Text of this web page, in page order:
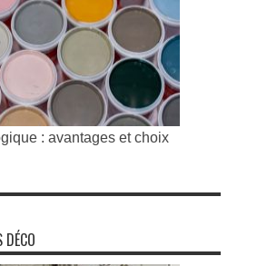
: avantages et choix
DÉCO